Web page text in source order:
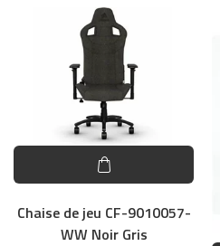
Chaise de jeu CF-9010057-
WW Noir Gris